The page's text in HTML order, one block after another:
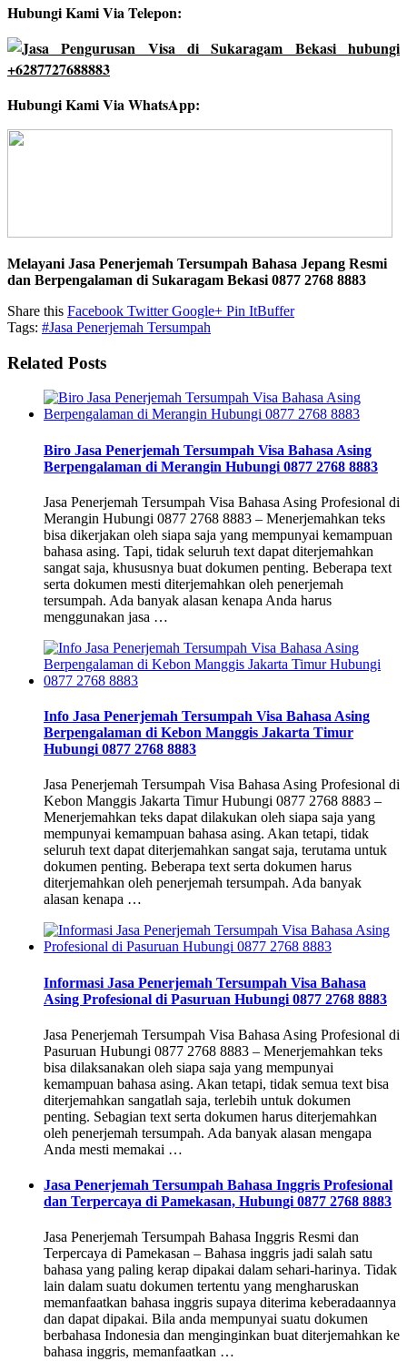
Hubungi Kami Via Telepon:
Hubungi Kami Via WhatsApp:
Melayani Jasa Penerjemah Tersumpah Bahasa Jepang Resmi
dan Berpengalaman di Sukaragam Bekasi 0877 2768 8883
Share this Facebook TwitterGoogle+ Pin ItBuffer
Tags: #Jasa Penerjemah Tersumpah
Related Posts
Biro Jasa Penerjemah Tersumpah Visa Bahasa Asing
Berpengalaman di Merangin Hubungi 0877 2768 8883
Jasa Penerjemah Tersumpah Visa Bahasa Asing Profesional di
Merangin Hubungi 0877 2768 8883 – Menerjemahkan teks
bisa dikerjakan oleh siapa saja yang mempunyai kemampuan
bahasa asing. Tapi, tidak seluruh text dapat diterjemahkan
sangat saja, khususnya buat dokumen penting. Beberapa text
serta dokumen mesti diterjemahkan oleh penerjemah
tersumpah. Ada banyak alasan kenapa Anda harus
menggunakan jasa …
Info Jasa Penerjemah Tersumpah Visa Bahasa Asing
Berpengalaman di Kebon Manggis Jakarta Timur
Hubungi 0877 2768 8883
Jasa Penerjemah Tersumpah Visa Bahasa Asing Profesional di
Kebon Manggis Jakarta Timur Hubungi 0877 2768 8883 –
Menerjemahkan teks dapat dilakukan oleh siapa saja yang
mempunyai kemampuan bahasa asing. Akan tetapi, tidak
seluruh text dapat diterjemahkan sangat saja, terutama untuk
dokumen penting. Beberapa text serta dokumen harus
diterjemahkan oleh penerjemah tersumpah. Ada banyak
alasan kenapa …
Informasi Jasa Penerjemah Tersumpah Visa Bahasa
Asing Profesional di Pasuruan Hubungi 0877 2768 8883
Jasa Penerjemah Tersumpah Visa Bahasa Asing Profesional di
Pasuruan Hubungi 0877 2768 8883 – Menerjemahkan teks
bisa dilaksanakan oleh siapa saja yang mempunyai
kemampuan bahasa asing. Akan tetapi, tidak semua text bisa
diterjemahkan sangatlah saja, terlebih untuk dokumen
penting. Sebagian text serta dokumen harus diterjemahkan
oleh penerjemah tersumpah. Ada banyak alasan mengapa
Anda mesti memakai …
Jasa Penerjemah Tersumpah Bahasa Inggris Profesional
dan Terpercaya di Pamekasan, Hubungi 0877 2768 8883
Jasa Penerjemah Tersumpah Bahasa Inggris Resmi dan
Terpercaya di Pamekasan – Bahasa inggris jadi salah satu
bahasa yang paling kerap dipakai dalam sehari-harinya. Tidak
lain dalam suatu dokumen tertentu yang mengharuskan
memanfaatkan bahasa inggris supaya diterima keberadaannya
dan dapat dipakai. Bila anda mempunyai suatu dokumen
berbahasa Indonesia dan menginginkan buat diterjemahkan ke
bahasa inggris, memanfaatkan …